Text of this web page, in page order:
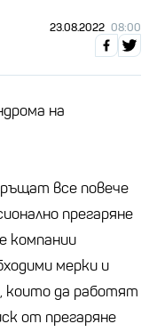
23.08.2022 08:00
на
все повече
прегаряне
компании
мерки и
които да работят
от прегаряне